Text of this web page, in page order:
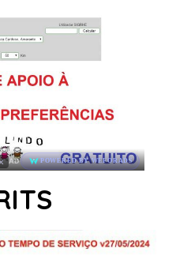
AD POWERED BY WEFORADS